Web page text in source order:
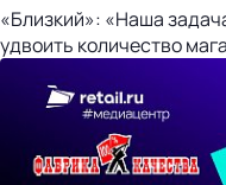
«Близкий»: «Наша
удвоить количество